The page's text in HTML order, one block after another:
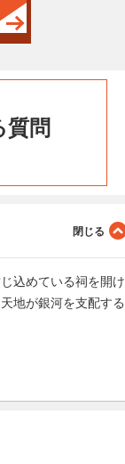
質問
込めている祠を開け
地が銀河を支配する